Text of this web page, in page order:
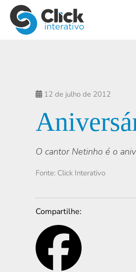
12 de julho de 2012
O cantor Netinho é o
Fonte: Click Interativo
Compartilhe: